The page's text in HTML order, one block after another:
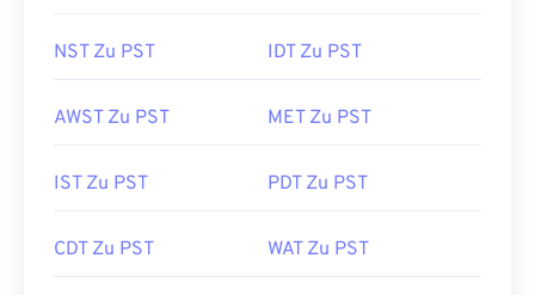
NST Zu PST IDT Zu PST
AWST Zu PST MET Zu PST
IST Zu PST PDT Zu PST
CDT Zu PST WAT Zu PST